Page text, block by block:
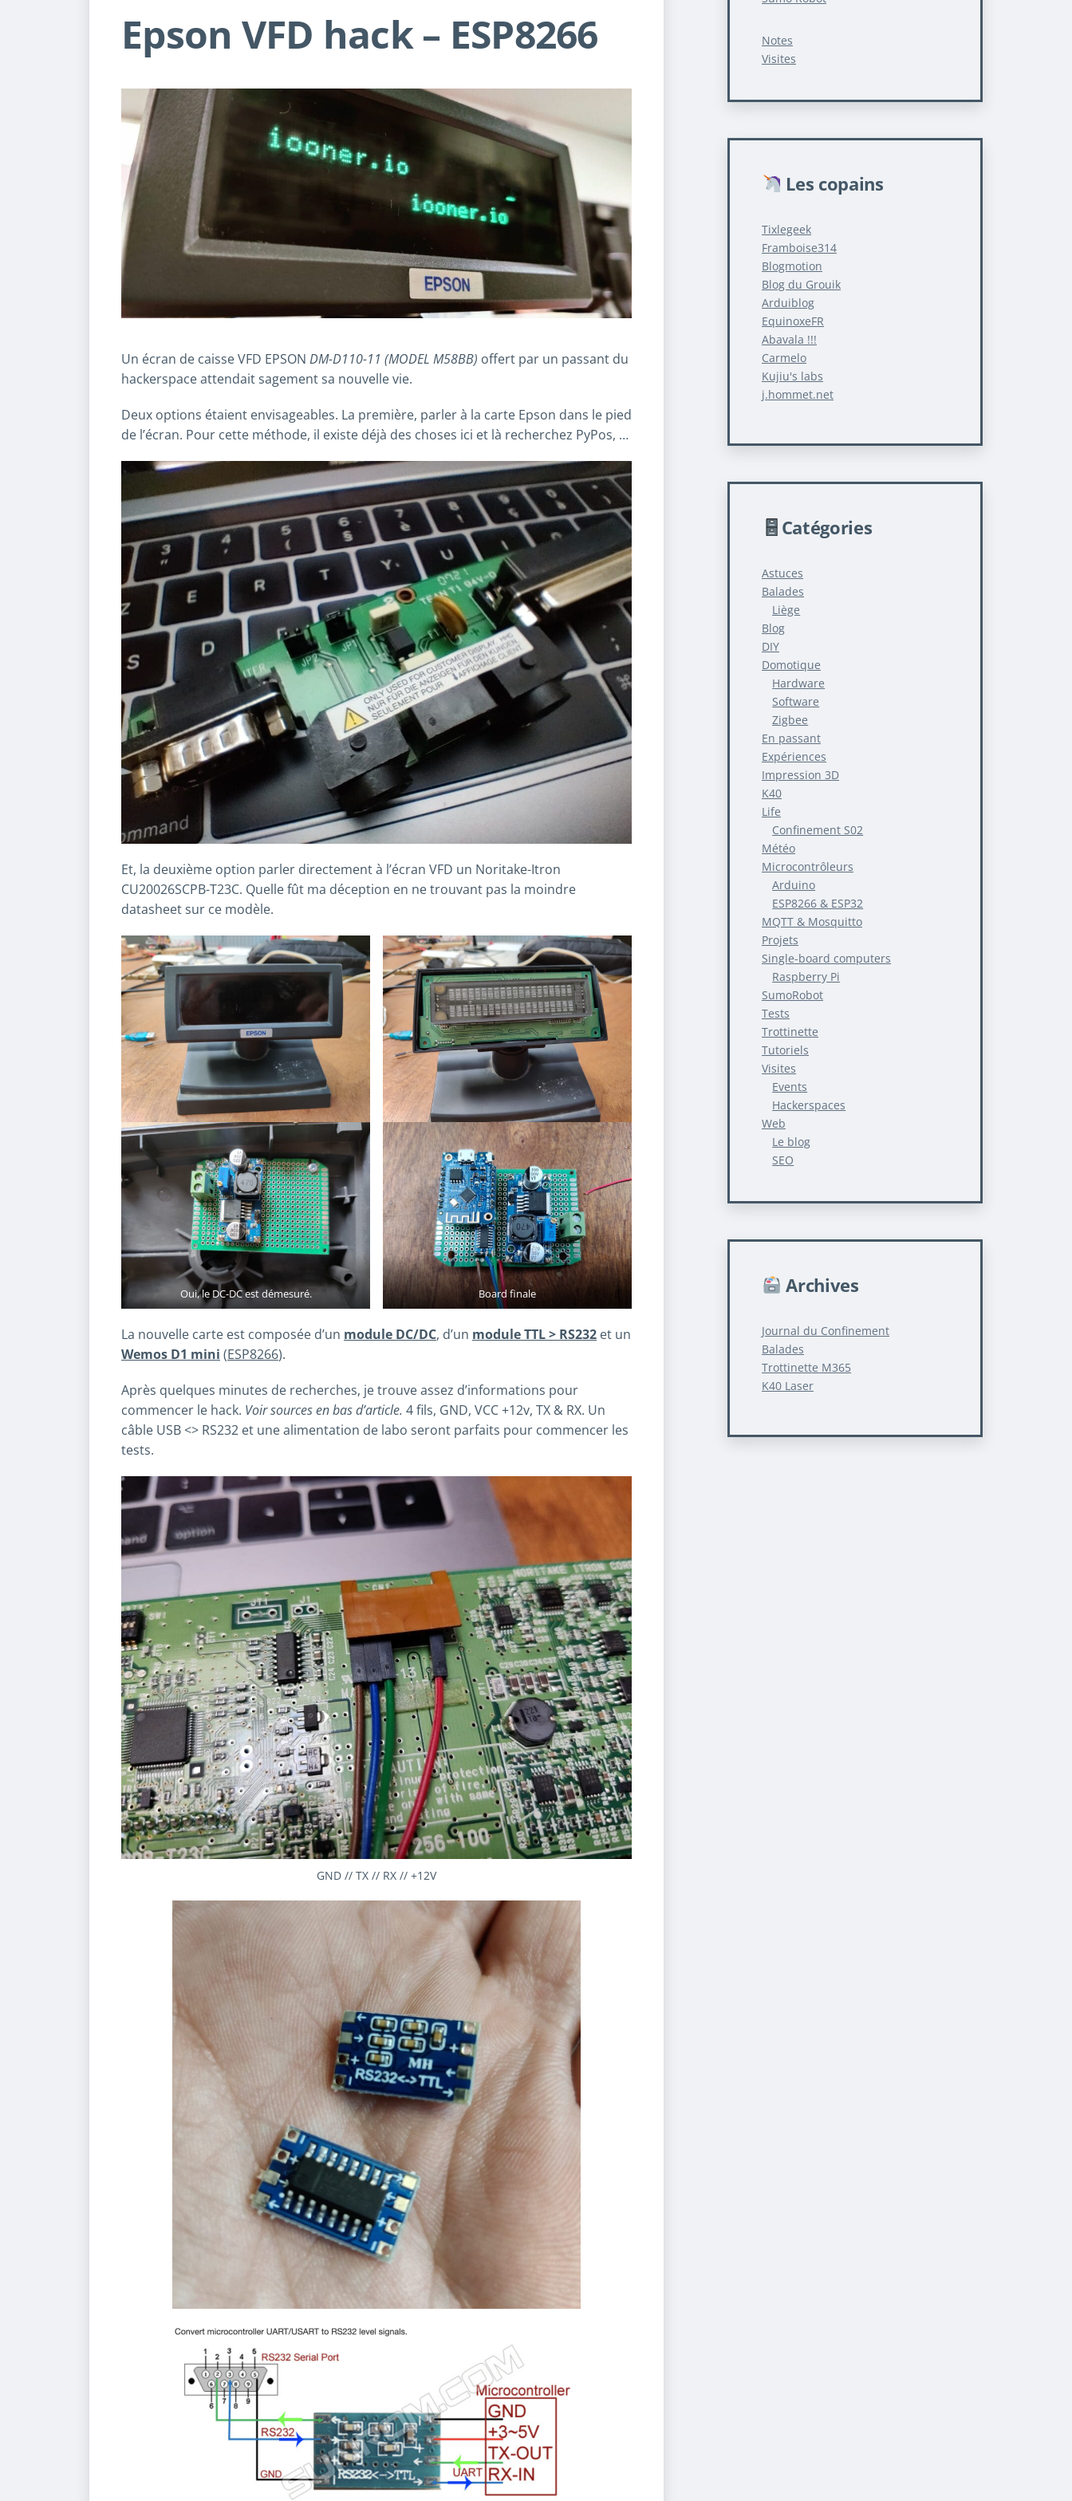
Epson VFD hack – ESP8266
Un écran de caisse VFD EPSON DM-D110-11 (MODEL M58BB) offert par un passant du
hackerspace attendait sagement sa nouvelle vie.
Deux options étaient envisageables. La première, parler à la carte Epson dans le pied
de l’écran. Pour cette méthode, il existe déjà des choses ici et là recherchez PyPos, …
Et, la deuxième option parler directement à l’écran VFD un Noritake-Itron
CU20026SCPB-T23C. Quelle fût ma déception en ne trouvant pas la moindre
datasheet sur ce modèle.
Oui, le DC-DC est démesuré. Board finale
La nouvelle carte est composée d’un module DC/DC, d’un module TTL > RS232 et un
Wemos D1 mini (ESP8266).
Après quelques minutes de recherches, je trouve assez d’informations pour
commencer le hack. Voir sources en bas d’article. 4 fils, GND, VCC +12v, TX & RX. Un
câble USB <> RS232 et une alimentation de labo seront parfaits pour commencer les
tests.
GND // TX // RX // +12V
Notes
Visites
Les copains
Tixlegeek
Framboise314
Blogmotion
Blog du Grouik
Arduiblog
EquinoxeFR
Abavala !!!
Carmelo
Kujiu's labs
j.hommet.net
Catégories
Astuces
Balades
Liège
Blog
DIY
Domotique
Hardware
Software
Zigbee
En passant
Expériences
Impression 3D
K40
Life
Confinement S02
Météo
Microcontrôleurs
Arduino
ESP8266 & ESP32
MQTT & Mosquitto
Projets
Single-board computers
Raspberry Pi
SumoRobot
Tests
Trottinette
Tutoriels
Visites
Events
Hackerspaces
Web
Le blog
SEO
Archives
Journal du Confinement
Balades
Trottinette M365
K40 Laser